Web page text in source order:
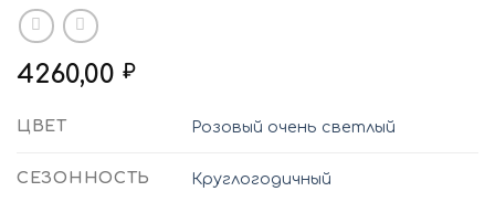
4260,00 ₽
ЦВЕТ Розовый очень светлый
СЕЗОННОСТЬ Круглогодичный